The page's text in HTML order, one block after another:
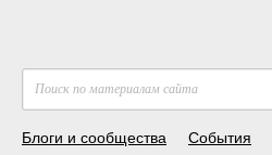
Блоги и сообщества События